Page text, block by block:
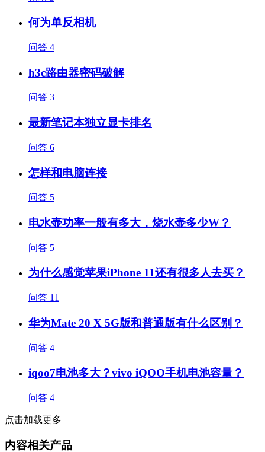
何为单反相机
问答 4
h3c路由器密码破解
问答 3
最新笔记本独立显卡排名
问答 6
怎样和电脑连接
问答 5
电水壶功率一般有多大，烧水壶多少W？
问答 5
为什么感觉苹果iPhone 11还有很多人去买？
问答 11
华为Mate 20 X 5G版和普通版有什么区别？
问答 4
iqoo7电池多大？vivo iQOO手机电池容量？
问答 4
点击加载更多
内容相关产品